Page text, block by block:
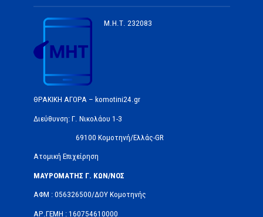
Μ.Η.Τ. 232083
ΘΡΑΚΙΚΗ ΑΓΟΡΑ – komotini24.gr
Διεύθυνση: Γ. Νικολάου 1-3
69100 Κομοτηνή/Ελλάς-GR
Ατομική Επιχείρηση
ΜΑΥΡΟΜΑΤΗΣ Γ. ΚΩΝ/ΝΟΣ
ΑΦΜ : 056326500/ΔOΥ Κομοτηνής
ΑΡ.ΓΕΜΗ : 160754610000